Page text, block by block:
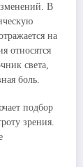
В
на
относятся
света,
боль.
подбор
зрения.